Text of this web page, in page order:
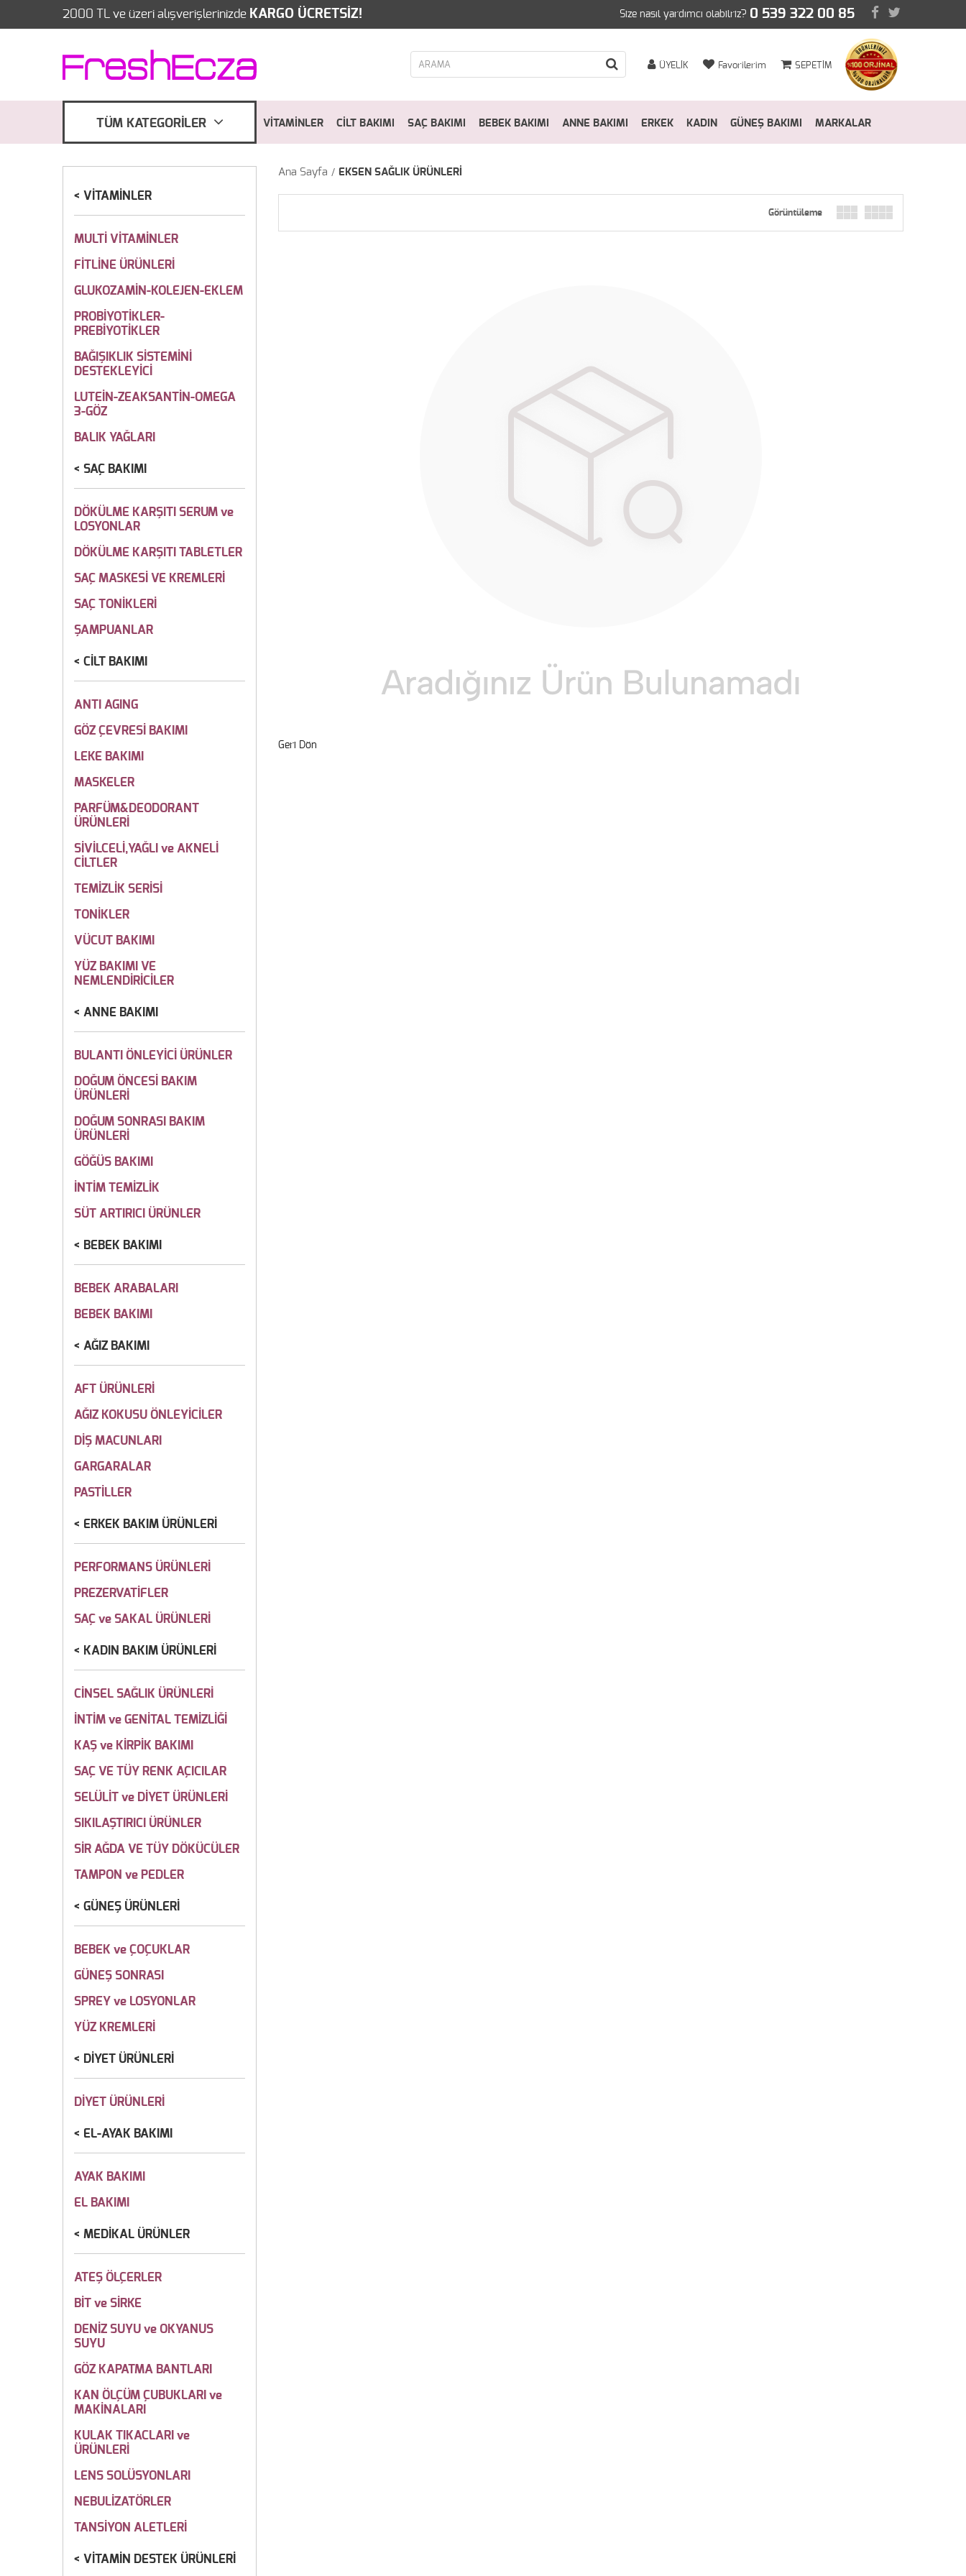
2000 TL ve üzeri alışverişlerinizde KARGO ÜCRETSİZ! Size nasıl yardımcı olabilriz? 0 539 322 00 85
SEPETİM
Favorilerim
ÜYELİK
TÜM KATEGORİLER VİTAMİNLER CİLT BAKIMI SAÇ BAKIMI BEBEK BAKIMI ANNE BAKIMI ERKEK KADIN GÜNEŞ BAKIMI MARKALAR
Ana Sayfa EKSEN SAĞLIK ÜRÜNLERİ
Geri Dön
VİTAMİNLER
MULTİ VİTAMİNLER
FİTLİNE ÜRÜNLERİ
GLUKOZAMİN-KOLEJEN-EKLEM
PROBİYOTİKLER-
PREBİYOTİKLER
BAĞIŞIKLIK SİSTEMİNİ
DESTEKLEYİCİ
LUTEİN-ZEAKSANTİN-OMEGA
3-GÖZ
BALIK YAĞLARI
SAÇ BAKIMI
DÖKÜLME KARŞITI SERUM ve
LOSYONLAR
DÖKÜLME KARŞITI TABLETLER
SAÇ MASKESİ VE KREMLERİ
SAÇ TONİKLERİ
ŞAMPUANLAR
CİLT BAKIMI
ANTI AGING
GÖZ ÇEVRESİ BAKIMI
LEKE BAKIMI
MASKELER
PARFÜM&DEODORANT
ÜRÜNLERİ
SİVİLCELİ,YAĞLI ve AKNELİ
CİLTLER
TEMİZLİK SERİSİ
TONİKLER
VÜCUT BAKIMI
YÜZ BAKIMI VE
NEMLENDİRİCİLER
ANNE BAKIMI
BULANTI ÖNLEYİCİ ÜRÜNLER
DOĞUM ÖNCESİ BAKIM
ÜRÜNLERİ
DOĞUM SONRASI BAKIM
ÜRÜNLERİ
GÖĞÜS BAKIMI
İNTİM TEMİZLİK
SÜT ARTIRICI ÜRÜNLER
BEBEK BAKIMI
BEBEK ARABALARI
BEBEK BAKIMI
AĞIZ BAKIMI
AFT ÜRÜNLERİ
AĞIZ KOKUSU ÖNLEYİCİLER
DİŞ MACUNLARI
GARGARALAR
PASTİLLER
ERKEK BAKIM ÜRÜNLERİ
PERFORMANS ÜRÜNLERİ
PREZERVATİFLER
SAÇ ve SAKAL ÜRÜNLERİ
KADIN BAKIM ÜRÜNLERİ
CİNSEL SAĞLIK ÜRÜNLERİ
İNTİM ve GENİTAL TEMİZLİĞİ
KAŞ ve KİRPİK BAKIMI
SAÇ VE TÜY RENK AÇICILAR
SELÜLİT ve DİYET ÜRÜNLERİ
SIKILAŞTIRICI ÜRÜNLER
SİR AĞDA VE TÜY DÖKÜCÜLER
TAMPON ve PEDLER
GÜNEŞ ÜRÜNLERİ
BEBEK ve ÇOÇUKLAR
GÜNEŞ SONRASI
SPREY ve LOSYONLAR
YÜZ KREMLERİ
DİYET ÜRÜNLERİ
DİYET ÜRÜNLERİ
EL-AYAK BAKIMI
AYAK BAKIMI
EL BAKIMI
MEDİKAL ÜRÜNLER
ATEŞ ÖLÇERLER
BİT ve SİRKE
DENİZ SUYU ve OKYANUS
SUYU
GÖZ KAPATMA BANTLARI
KAN ÖLÇÜM ÇUBUKLARI ve
MAKİNALARI
KULAK TIKACLARI ve
ÜRÜNLERİ
LENS SOLÜSYONLARI
NEBULİZATÖRLER
TANSİYON ALETLERİ
VİTAMİN DESTEK ÜRÜNLERİ